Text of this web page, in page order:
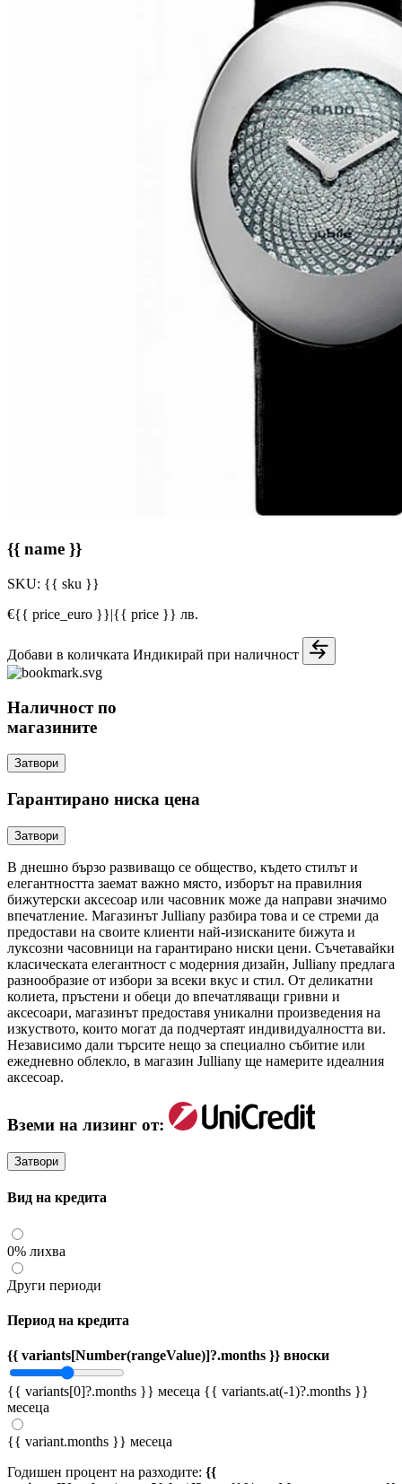
{{ name }}
SKU: {{ sku }}
€{{ price_euro }}|{{ price }} лв.
Добави в количката Индикирай при наличност
Наличност по
магазините
Затвори
Гарантирано ниска цена
Затвори
В днешно бързо развиващо се общество, където стилът и
елегантността заемат важно място, изборът на правилния
бижутерски аксесоар или часовник може да направи значимо
впечатление. Магазинът Julliany разбира това и се стреми да
предостави на своите клиенти най-изисканите бижута и
луксозни часовници на гарантирано ниски цени. Съчетавайки
класическата елегантност с модерния дизайн, Julliany предлага
разнообразие от избори за всеки вкус и стил. От деликатни
колиета, пръстени и обеци до впечатляващи гривни и
аксесоари, магазинът предоставя уникални произведения на
изкуството, които могат да подчертаят индивидуалността ви.
Независимо дали търсите нещо за специално събитие или
ежедневно облекло, в магазин Julliany ще намерите идеалния
аксесоар.
Вземи на лизинг от:
Затвори
Вид на кредита
0% лихва
Други периоди
Период на кредита
{{ variants[Number(rangeValue)]?.months }} вноски
{{ variants[0]?.months }} месеца {{ variants.at(-1)?.months }}
месеца
{{ variant.months }} месеца
Годишен процент на разходите: {{